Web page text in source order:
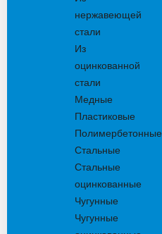
нержавеющей
стали
Из
оцинкованной
стали
Медные
Пластиковые
Полимербетонные
Стальные
Стальные
оцинкованные
Чугунные
Чугунные